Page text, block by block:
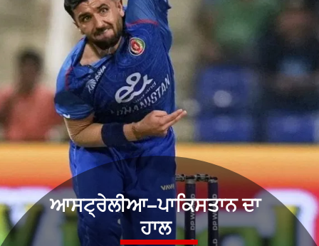
ਆਸਟ੍ਰੇਲੀਆ–ਪਾਕਿਸਤਾਨ ਦਾ
ਹਾਲ